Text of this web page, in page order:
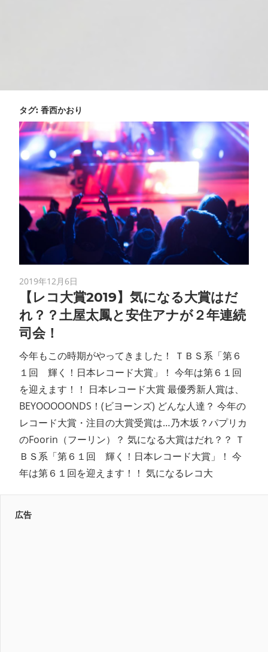
タグ: 香西かおり
2019年12月6日
【レコ大賞2019】気になる大賞はだ
れ？？土屋太鳳と安住アナが２年連続
司会！
今年もこの時期がやってきました！ ＴＢＳ系「第６
１回 輝く！日本レコード大賞」！ 今年は第６１回
を迎えます！！ 日本レコード大賞 最優秀新人賞は、
BEYOOOOONDS！(ビヨーンズ) どんな人達？ 今年の
レコード大賞・注目の大賞受賞は…乃木坂？パプリカ
のFoorin（フーリン）？ 気になる大賞はだれ？？ Ｔ
ＢＳ系「第６１回 輝く！日本レコード大賞」！ 今
年は第６１回を迎えます！！ 気になるレコ大
広告